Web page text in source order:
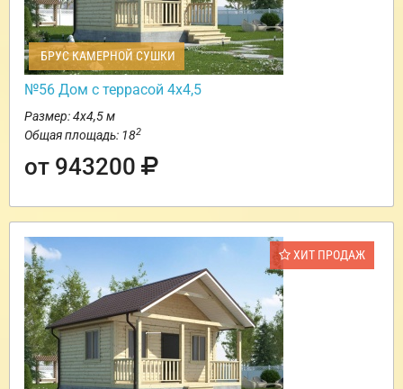
БРУС КАМЕРНОЙ СУШКИ
№56 Дом с террасой 4х4,5
Размер: 4х4,5 м
Общая площадь: 182
от 943200
ХИТ ПРОДАЖ